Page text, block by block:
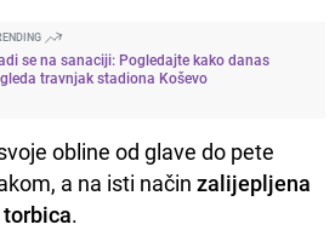
se na sanaciji: Pogledajte kako danas
travnjak stadiona Koševo
obline od glave do pete
a na isti način zalijepljena
.